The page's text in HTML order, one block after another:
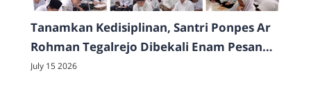
Tanamkan Kedisiplinan, Santri Ponpes Ar
Rohman Tegalrejo Dibekali Enam Pesan
Penting di Pekan Ta'aruf
July 15 2026